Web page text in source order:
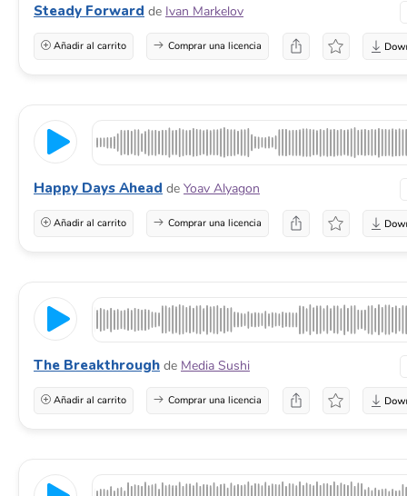
Steady Forward de Ivan Markelov
Añadir al carrito Comprar una licencia
Happy Days Ahead de Yoav Alyagon
Añadir al carrito Comprar una licencia
The Breakthrough de Media Sushi
Añadir al carrito Comprar una licencia